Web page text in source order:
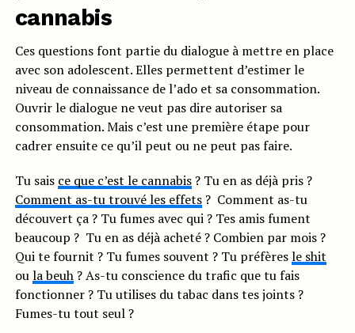
cannabis
Ces questions font partie du dialogue à mettre en place
avec son adolescent. Elles permettent d’estimer le
niveau de connaissance de l’ado et sa consommation.
Ouvrir le dialogue ne veut pas dire autoriser sa
consommation. Mais c’est une première étape pour
cadrer ensuite ce qu’il peut ou ne peut pas faire.
Tu sais ce que c’est le cannabis? Tu en as déjà pris ?
Comment as-tu trouvé les effets? Comment as-tu
découvert ça ? Tu fumes avec qui ? Tes amis fument
beaucoup ? Tu en as déjà acheté ? Combien par mois ?
Qui te fournit ? Tu fumes souvent ? Tu préfèresle shit
oula beuh? As-tu conscience du trafic que tu fais
fonctionner ? Tu utilises du tabac dans tes joints ?
Fumes-tu tout seul ?